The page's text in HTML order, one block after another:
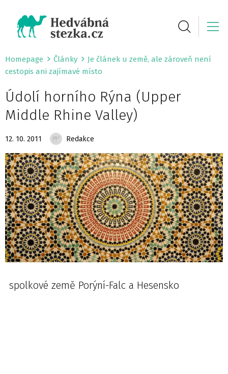
Homepage Články
Je článek u země, ale zároveň není
cestopis ani zajímavé místo
Údolí horního Rýna (Upper
Middle Rhine Valley)
12. 10. 2011 Redakce
spolkové země Porýní-Falc a Hesensko